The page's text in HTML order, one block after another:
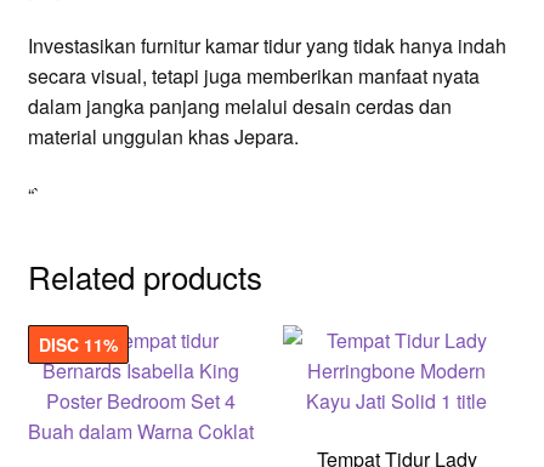
Investasikan furnitur kamar tidur yang tidak hanya indah
secara visual, tetapi juga memberikan manfaat nyata
dalam jangka panjang melalui desain cerdas dan
material unggulan khas Jepara.
“`
Related products
DISC 11%
Tempat Tidur Lady